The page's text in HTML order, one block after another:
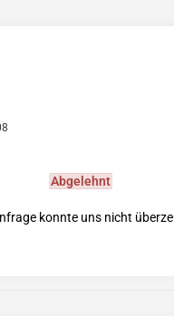
Abgelehnt
konnte uns nicht